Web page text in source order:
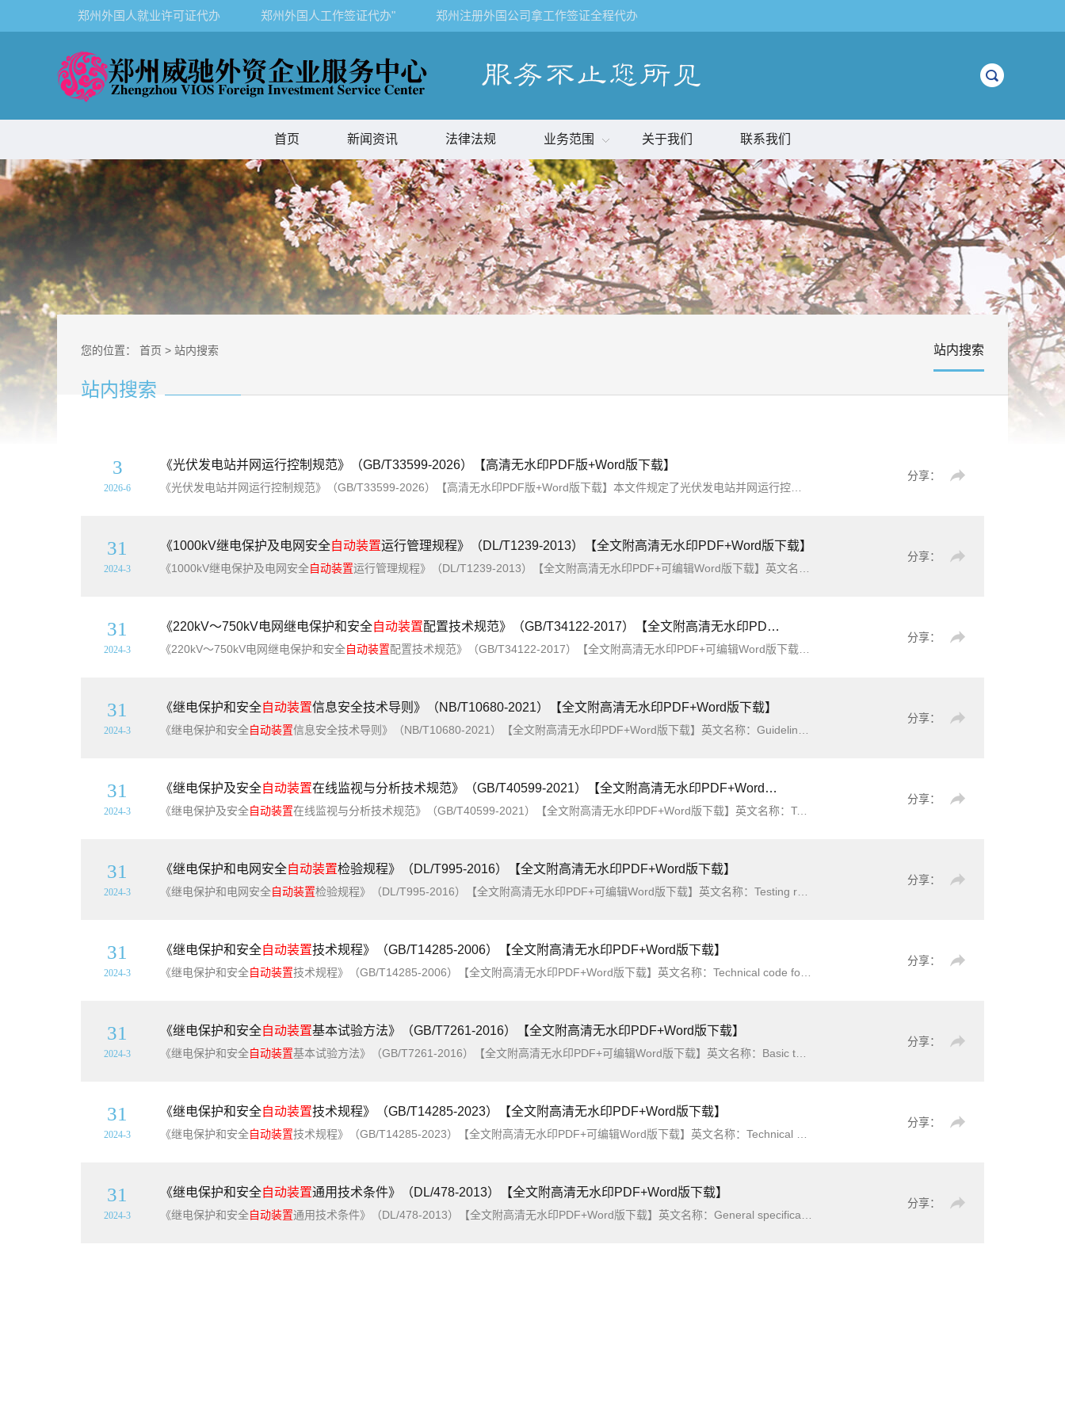
郑州外国人就业许可证代办 郑州外国人工作签证代办" 郑州注册外国公司拿工作签证全程代办
首页 新闻资讯 法律法规 业务范围 关于我们 联系我们
您的位置： 首页 > 站内搜索 站内搜索
站内搜索
3
2026-6
《光伏发电站并网运行控制规范》（GB/T33599-2026）【高清无水印PDF版+Word版下载】
分享：
31
2024-3
《1000kV继电保护及电网安全自动装置运行管理规程》（DL/T1239-2013）【全文附高清无水印PDF+Word版下载】
《1000kV继电保护及电网安全自动装置运行管理规程》（DL/T1239-2013）【全文附高清无水印PDF+可编辑Word版下载】英文名称：Guide for AC 1000kV protection and automation device operating management简介：本规程就电力系统交流100
分享：
31
2024-3
《220kV～750kV电网继电保护和安全自动装置配置技术规范》（GB/T34122-2017）【全文附高清无水印PDF+Word版下载】
《220kV～750kV电网继电保护和安全自动装置配置技术规范》（GB/T34122-2017）【全文附高清无水印PDF+可编辑Word版下载】英文标准名称：Technical specification for configuration of relaying protection and security aut
分享：
31
2024-3
《继电保护和安全自动装置信息安全技术导则》（NB/T10680-2021）【全文附高清无水印PDF+Word版下载】
《继电保护和安全自动装置信息安全技术导则》（NB/T10680-2021）【全文附高清无水印PDF+Word版下载】英文名称：Guidelines for information security technology of relaying protection and safety automatic equipm
分享：
31
2024-3
《继电保护及安全自动装置在线监视与分析技术规范》（GB/T40599-2021）【全文附高清无水印PDF+Word版下载】
《继电保护及安全自动装置在线监视与分析技术规范》（GB/T40599-2021）【全文附高清无水印PDF+Word版下载】英文名称：Technical specification for relay protection and security automatic equipment online monitorin
分享：
31
2024-3
《继电保护和电网安全自动装置检验规程》（DL/T995-2016）【全文附高清无水印PDF+Word版下载】
《继电保护和电网安全自动装置检验规程》（DL/T995-2016）【全文附高清无水印PDF+可编辑Word版下载】英文名称：Testing regulations on protection and stability control equipment简介：本标准规定了电力系统继电保护和电网安全
分享：
31
2024-3
《继电保护和安全自动装置技术规程》（GB/T14285-2006）【全文附高清无水印PDF+Word版下载】
《继电保护和安全自动装置技术规程》（GB/T14285-2006）【全文附高清无水印PDF+Word版下载】英文名称：Technical code for relaying protection and security automatic equipment简介：本标准规定了电力系统继电保护和安全
分享：
31
2024-3
《继电保护和安全自动装置基本试验方法》（GB/T7261-2016）【全文附高清无水印PDF+Word版下载】
《继电保护和安全自动装置基本试验方法》（GB/T7261-2016）【全文附高清无水印PDF+可编辑Word版下载】英文名称：Basic testing method for relaying protection and security automatic equipment简介：本标准规定了继电保护和安全
分享：
31
2024-3
《继电保护和安全自动装置技术规程》（GB/T14285-2023）【全文附高清无水印PDF+Word版下载】
《继电保护和安全自动装置技术规程》（GB/T14285-2023）【全文附高清无水印PDF+可编辑Word版下载】英文名称：Technical code for relaying protection and security automatic equipment简介：本文件规定了电力系统继电保护和安全
分享：
31
2024-3
《继电保护和安全自动装置通用技术条件》（DL/478-2013）【全文附高清无水印PDF+Word版下载】
《继电保护和安全自动装置通用技术条件》（DL/478-2013）【全文附高清无水印PDF+Word版下载】英文名称：General specification for relaying protection and security automatic equipment简介：本标准规定了继电保护和安全
分享：